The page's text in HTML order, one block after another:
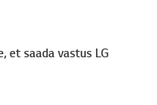
et saada vastus LG